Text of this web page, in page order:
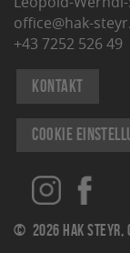
office@hak-
+43 7252 526 49
Kontakt
Cookie
© 2026 Hak Steyr,